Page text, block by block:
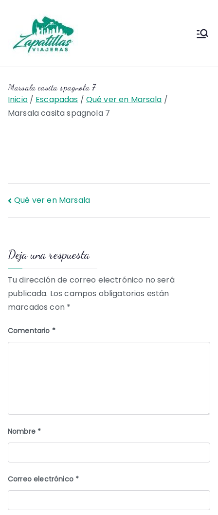
contenido
Viajeras
Marsala casita spagnola 7
Inicio Escapadas
Qué ver en Marsala
Marsala casita spagnola 7
Navegación
entradas
Qué ver en Marsala
Deja una respuesta
Tu dirección de correo electrónico no será
publicada. Los campos obligatorios están
marcados con *
Comentario *
Nombre *
Correo electrónico *